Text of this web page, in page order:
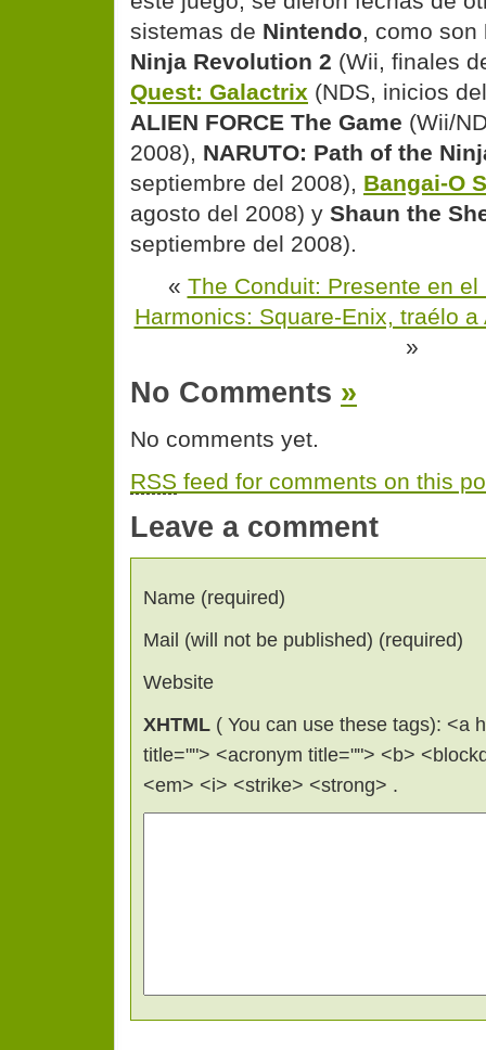
sistemas de Nintendo, como son
Ninja Revolution 2 (Wii, finales
Quest: Galactrix (NDS, inicios
ALIEN FORCE The Game (Wii/
2008), NARUTO: Path of the
septiembre del 2008), Bangai-O
agosto del 2008) y Shaun the
septiembre del 2008).
« The Conduit: Presente en el
Harmonics: Square-Enix, traélo
»
No Comments »
No comments yet.
RSS feed for comments on this
Leave a comment
Name (required)
Mail (will not be published) (required)
Website
XHTML ( You can use these tags): <a
title=""> <acronym title=""> <b>
<em> <i> <strike> <strong> .